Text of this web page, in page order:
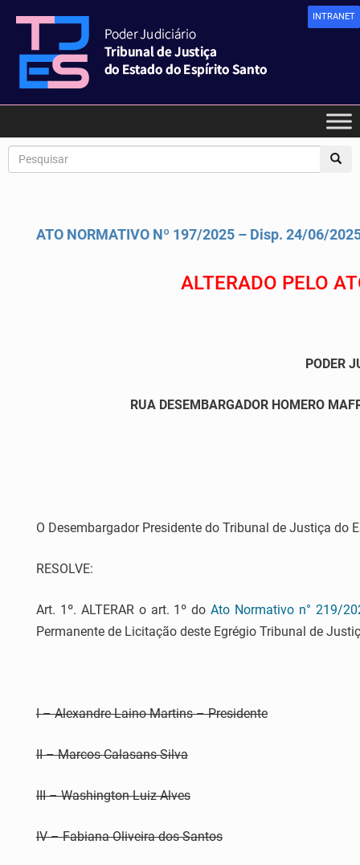
INTRANET
ATO NORMATIVO Nº 197/2025 – Disp. 24/06/
ALTERADO PELO
PODER
RUA DESEMBARGADOR HOMERO
O Desembargador Presidente do Tribunal de Justiça do
RESOLVE:
Art. 1º. ALTERAR o art. 1º doAto Normativo n° 219/
Permanente de Licitação deste Egrégio Tribunal de
I – Alexandre Laino Martins – Presidente
II – Marcos Calasans Silva
III – Washington Luiz Alves
IV – Fabiana Oliveira dos Santos